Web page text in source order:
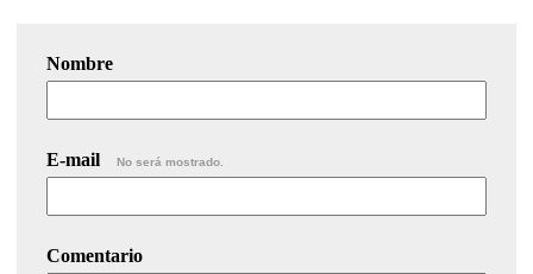
Nombre
E-mail No será mostrado.
Comentario